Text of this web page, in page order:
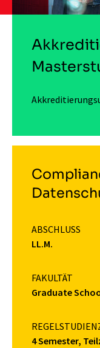
ABSCHLUSS
LL.M.
FAKULTÄT
Graduate
4 Semester,